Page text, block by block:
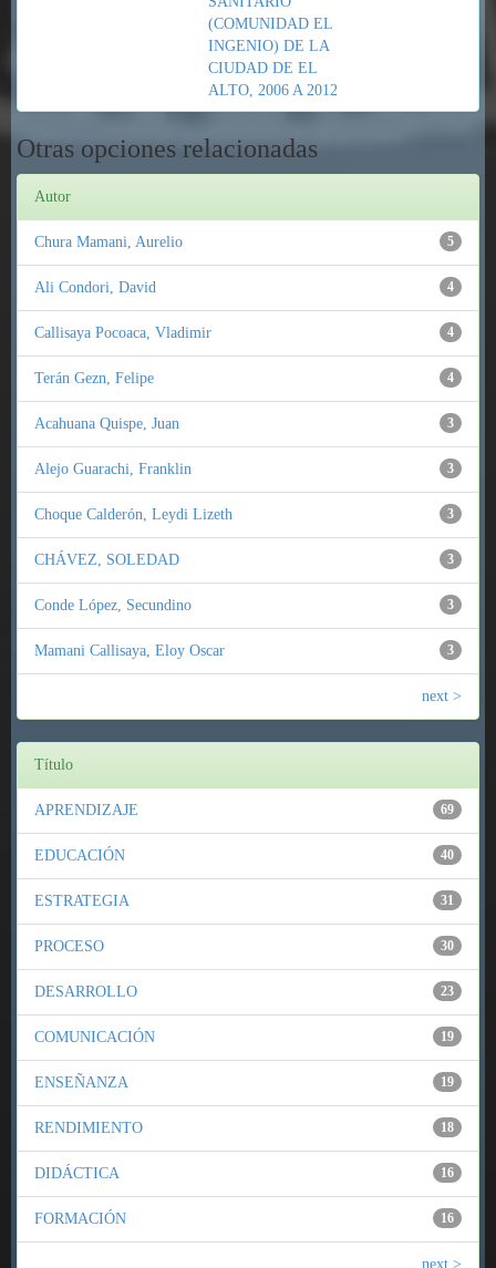
(COMUNIDAD EL
INGENIO) DE LA
CIUDAD DE EL
ALTO, 2006 A 2012
Otras opciones relacionadas
Autor
5
Chura Mamani, Aurelio
4
Ali Condori, David
4
Callisaya Pocoaca, Vladimir
4
Terán Gezn, Felipe
3
Acahuana Quispe, Juan
3
Alejo Guarachi, Franklin
3
Choque Calderón, Leydi Lizeth
3
CHÁVEZ, SOLEDAD
3
Conde López, Secundino
3
Mamani Callisaya, Eloy Oscar
next >
Título
69
APRENDIZAJE
40
EDUCACIÓN
31
ESTRATEGIA
30
PROCESO
23
DESARROLLO
19
COMUNICACIÓN
19
ENSEÑANZA
18
RENDIMIENTO
16
DIDÁCTICA
16
FORMACIÓN
next >